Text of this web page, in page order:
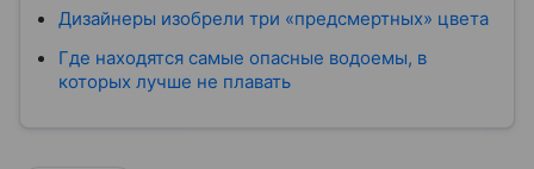
Дизайнеры изобрели три «предсмертных» цвета
Где находятся самые опасные водоемы, в
которых лучше не плавать